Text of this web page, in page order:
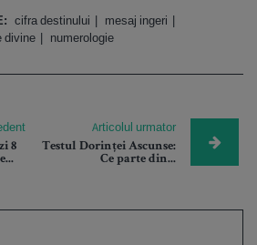
cifra destinului
mesaj ingeri
divine numerologie
8
Articolul urmator
Testul Dorinței Ascunse:
Ce parte din...